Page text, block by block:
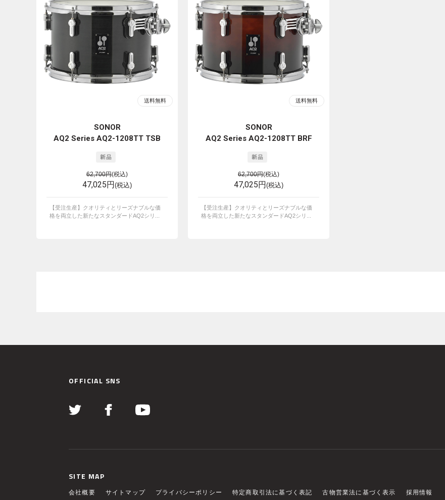
SONOR
AQ2 Series AQ2-1208TT TSB
62,700円(税込)
47,025円(税込)
【受注生産】クオリティとリーズナブルな価
格を両立した新たなスタンダードAQ2シリ...
SONOR
AQ2 Series AQ2-1208TT BRF
62,700円(税込)
47,025円(税込)
【受注生産】クオリティとリーズナブルな価
格を両立した新たなスタンダードAQ2シリ...
OFFICIAL SNS
SITE MAP
会社概要 サイトマップ プライバシーポリシー 特定商取引法に基づく表記 古物営業法に基づく表示 採用情報